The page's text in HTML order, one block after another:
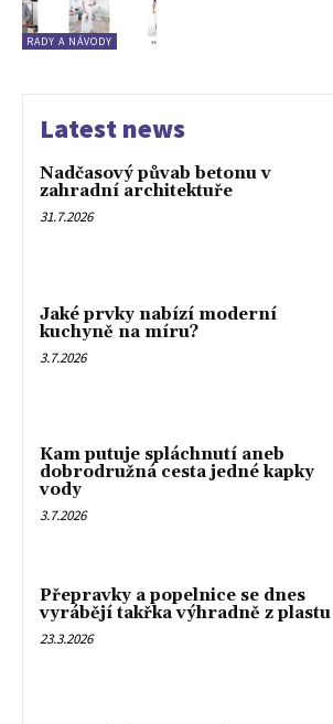
RADY A NÁVODY
Latest news
Nadčasový půvab betonu v
zahradní architektuře
31.7.2026
Jaké prvky nabízí moderní
kuchyně na míru?
3.7.2026
Kam putuje spláchnutí aneb
dobrodružná cesta jedné kapky
vody
3.7.2026
Přepravky a popelnice se dnes
vyrábějí takřka výhradně z plastu
23.3.2026